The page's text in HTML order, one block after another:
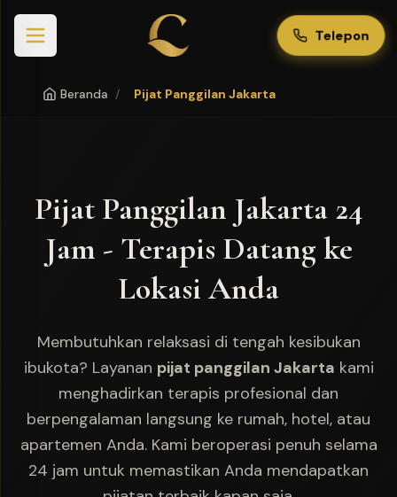
Telepon
Beranda / Pijat Panggilan Jakarta
Pijat Panggilan Jakarta 24
Jam - Terapis Datang ke
Lokasi Anda
Membutuhkan relaksasi di tengah kesibukan
ibukota? Layanan pijat panggilan Jakarta kami
menghadirkan terapis profesional dan
berpengalaman langsung ke rumah, hotel, atau
apartemen Anda. Kami beroperasi penuh selama
24 jam untuk memastikan Anda mendapatkan